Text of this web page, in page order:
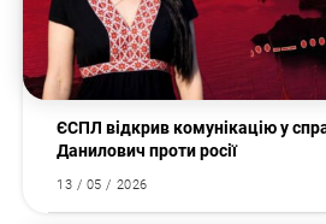
ЄСПЛ відкрив комунікацію у
Данилович проти росії
13 / 05 / 2026